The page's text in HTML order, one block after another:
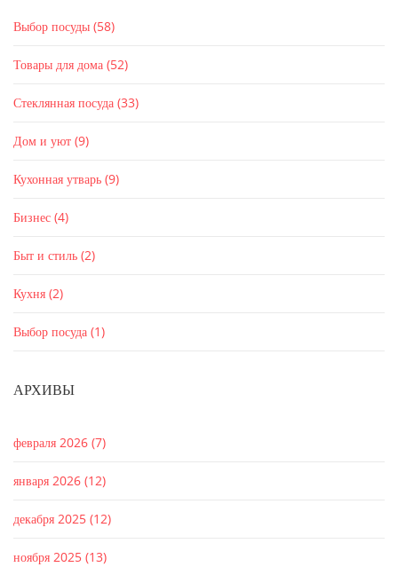
Выбор посуды (58)
Товары для дома (52)
Стеклянная посуда (33)
Дом и уют (9)
Кухонная утварь (9)
Бизнес (4)
Быт и стиль (2)
Кухня (2)
Выбор посуда (1)
АРХИВЫ
февраля 2026 (7)
января 2026 (12)
декабря 2025 (12)
ноября 2025 (13)